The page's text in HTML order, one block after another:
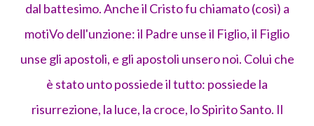
dal battesimo. Anche il Cristo fu chiamato (così) a
motiVo dell'unzione: il Padre unse il Figlio, il Figlio
unse gli apostoli, e gli apostoli unsero noi. Colui che
è stato unto possiede il tutto: possiede la
risurrezione, la luce, la croce, lo Spirito Santo. Il